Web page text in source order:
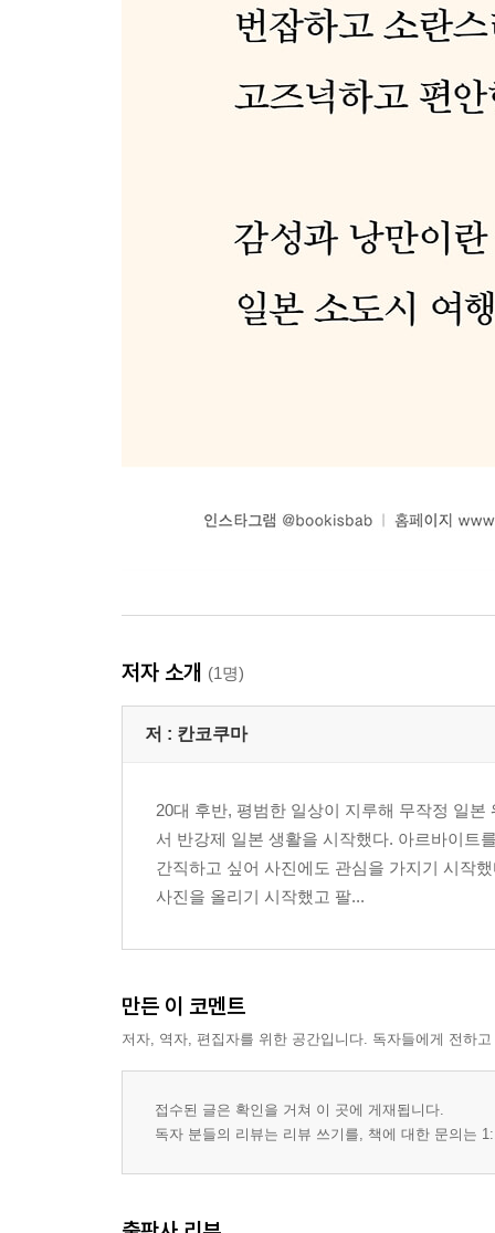
저자 소개 (1명)
저 : 칸코쿠마
20대 후반, 평범한 일상이 지루해 무작정 일
서 반강제 일본 생활을 시작했다. 아르바이트
간직하고 싶어 사진에도 관심을 가지기 시작
사진을 올리기 시작했고 팔...
만든 이 코멘트
저자, 역자, 편집자를 위한 공간입니다. 독자들에게 전하
접수된 글은 확인을 거쳐 이 곳에 게재됩니다.
독자 분들의 리뷰는 리뷰 쓰기를, 책에 대한 문의는